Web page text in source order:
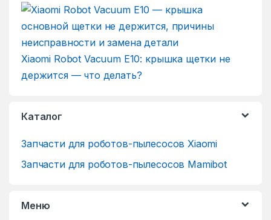
Xiaomi Robot Vacuum E10: крышка щетки не
держится — что делать?
Каталог
Запчасти для роботов-пылесосов Xiaomi
Запчасти для роботов-пылесосов Mamibot
Меню